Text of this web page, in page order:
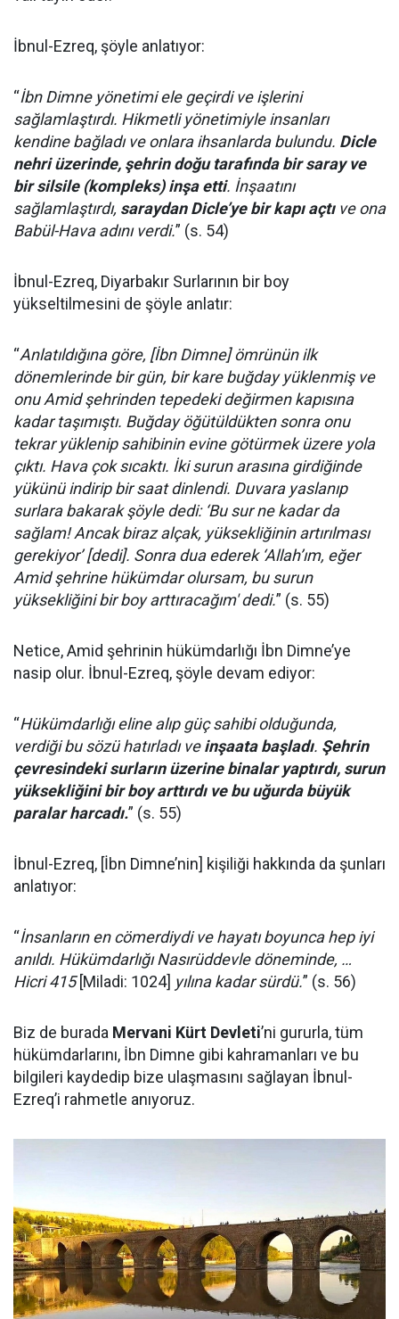
İbnul-Ezreq, şöyle anlatıyor:
“İbn Dimne yönetimi ele geçirdi ve işlerini
sağlamlaştırdı. Hikmetli yönetimiyle insanları
kendine bağladı ve onlara ihsanlarda bulundu. Dicle
nehri üzerinde, şehrin doğu tarafında bir saray ve
bir silsile (kompleks) inşa etti. İnşaatını
sağlamlaştırdı, saraydan Dicle’ye bir kapı açtıve ona
Babül-Hava adını verdi.” (s. 54)
İbnul-Ezreq, Diyarbakır Surlarının bir boy
yükseltilmesini de şöyle anlatır:
“Anlatıldığına göre, [İbn Dimne] ömrünün ilk
dönemlerinde bir gün, bir kare buğday yüklenmiş ve
onu Amid şehrinden tepedeki değirmen kapısına
kadar taşımıştı. Buğday öğütüldükten sonra onu
tekrar yüklenip sahibinin evine götürmek üzere yola
çıktı. Hava çok sıcaktı. İki surun arasına girdiğinde
yükünü indirip bir saat dinlendi. Duvara yaslanıp
surlara bakarak şöyle dedi: ‘Bu sur ne kadar da
sağlam! Ancak biraz alçak, yüksekliğinin artırılması
gerekiyor’ [dedi]. Sonra dua ederek ‘Allah’ım, eğer
Amid şehrine hükümdar olursam, bu surun
yüksekliğini bir boy arttıracağım' dedi.” (s. 55)
Netice, Amid şehrinin hükümdarlığı İbn Dimne’ye
nasip olur. İbnul-Ezreq, şöyle devam ediyor:
“Hükümdarlığı eline alıp güç sahibi olduğunda,
verdiği bu sözü hatırladı veinşaata başladı. Şehrin
çevresindeki surların üzerine binalar yaptırdı, surun
yüksekliğini bir boy arttırdı ve bu uğurda büyük
paralar harcadı.” (s. 55)
İbnul-Ezreq, [İbn Dimne’nin] kişiliği hakkında da şunları
anlatıyor:
“İnsanların en cömerdiydi ve hayatı boyunca hep iyi
anıldı. Hükümdarlığı Nasırüddevle döneminde, …
Hicri 415[Miladi: 1024] yılına kadar sürdü.” (s. 56)
Biz de burada Mervani Kürt Devleti’ni gururla, tüm
hükümdarlarını, İbn Dimne gibi kahramanları ve bu
bilgileri kaydedip bize ulaşmasını sağlayan İbnul-
Ezreq’i rahmetle anıyoruz.